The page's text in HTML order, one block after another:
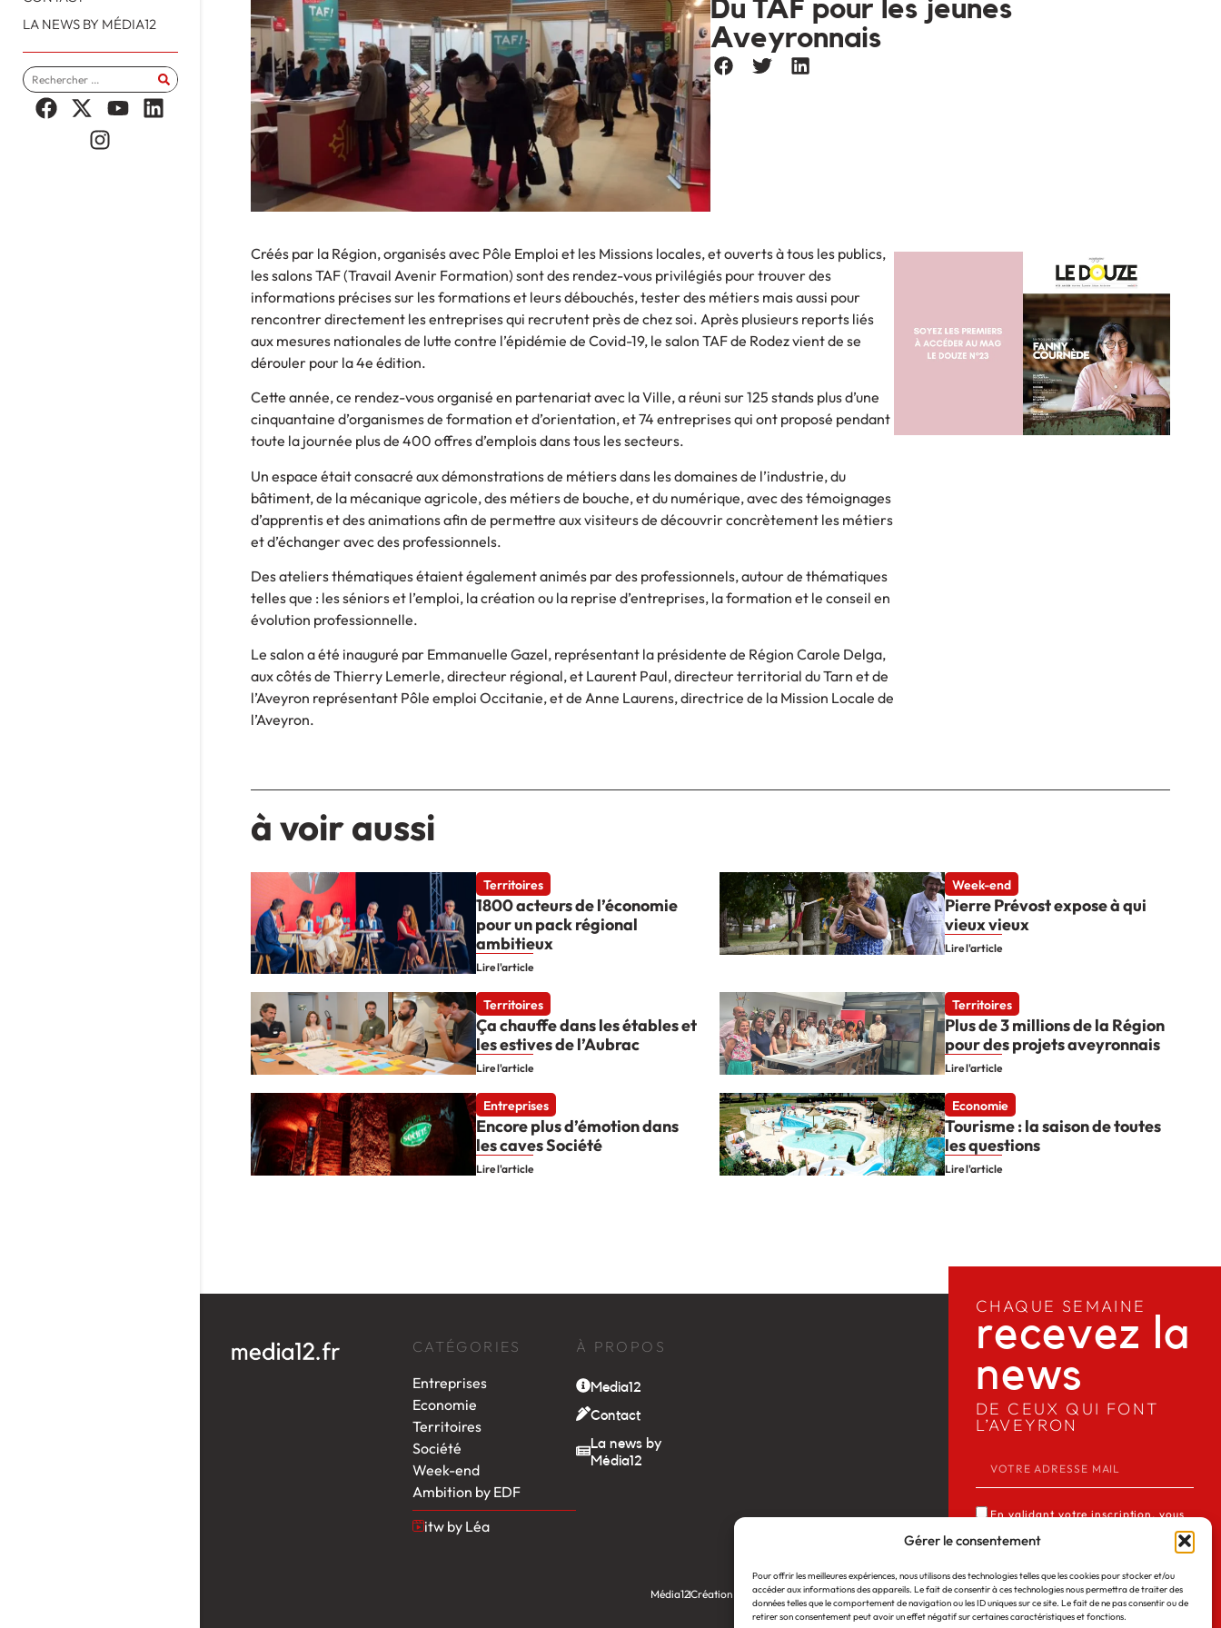
Gérer le consentement
Pour offrir les meilleures expériences, nous utilisons des technologies telles que les cookies pour stocker et/ou
accéder aux informations des appareils. Le fait de consentir à ces technologies nous permettra de traiter des
données telles que le comportement de navigation ou les ID uniques sur ce site. Le fait de ne pas consentir ou de
retirer son consentement peut avoir un effet négatif sur certaines caractéristiques et fonctions.
LA NEWS BY MÉDIA12
Du TAF pour les jeunes
Aveyronnais
Créés par la Région, organisés avec Pôle Emploi et les Missions locales, et ouverts à tous les publics,
les salons TAF (Travail Avenir Formation) sont des rendez-vous privilégiés pour trouver des
informations précises sur les formations et leurs débouchés, tester des métiers mais aussi pour
rencontrer directement les entreprises qui recrutent près de chez soi. Après plusieurs reports liés
aux mesures nationales de lutte contre l’épidémie de Covid-19, le salon TAF de Rodez vient de se
dérouler pour la 4e édition.
Cette année, ce rendez-vous organisé en partenariat avec la Ville, a réuni sur 125 stands plus d’une
cinquantaine d’organismes de formation et d’orientation, et 74 entreprises qui ont proposé pendant
toute la journée plus de 400 offres d’emplois dans tous les secteurs.
Un espace était consacré aux démonstrations de métiers dans les domaines de l’industrie, du
bâtiment, de la mécanique agricole, des métiers de bouche, et du numérique, avec des témoignages
d’apprentis et des animations afin de permettre aux visiteurs de découvrir concrètement les métiers
et d’échanger avec des professionnels.
Des ateliers thématiques étaient également animés par des professionnels, autour de thématiques
telles que : les séniors et l’emploi, la création ou la reprise d’entreprises, la formation et le conseil en
évolution professionnelle.
Le salon a été inauguré par Emmanuelle Gazel, représentant la présidente de Région Carole Delga,
aux côtés de Thierry Lemerle, directeur régional, et Laurent Paul, directeur territorial du Tarn et de
l’Aveyron représentant Pôle emploi Occitanie, et de Anne Laurens, directrice de la Mission Locale de
l’Aveyron.
à voir aussi
Territoires
1800 acteurs de l’économie
pour un pack régional
ambitieux
Lire l'article
Week-end
Pierre Prévost expose à qui
vieux vieux
Lire l'article
Territoires
Ça chauffe dans les étables et
les estives de l’Aubrac
Lire l'article
Territoires
Plus de 3 millions de la Région
pour des projets aveyronnais
Lire l'article
Entreprises
Encore plus d’émotion dans
les caves Société
Lire l'article
Economie
Tourisme : la saison de toutes
les questions
Lire l'article
CATÉGORIES
Entreprises
Economie
Territoires
Société
Week-end
Ambition by EDF
itw by Léa
À PROPOS
Media12
Contact
La news by
Média12
Média12Création : Linov Agence Web©2026Mentions légales
CHAQUE SEMAINE
recevez la
news​
DE CEUX QUI FONT
L’AVEYRON
En validant votre inscription, vous
acceptez que Media12 mémorise et
utilise votre adresse email dans le but
de vous envoyer notre lettre
d’informations. Consulter notre
politique de confidentialité des